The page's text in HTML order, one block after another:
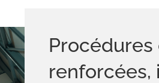
renforcées,